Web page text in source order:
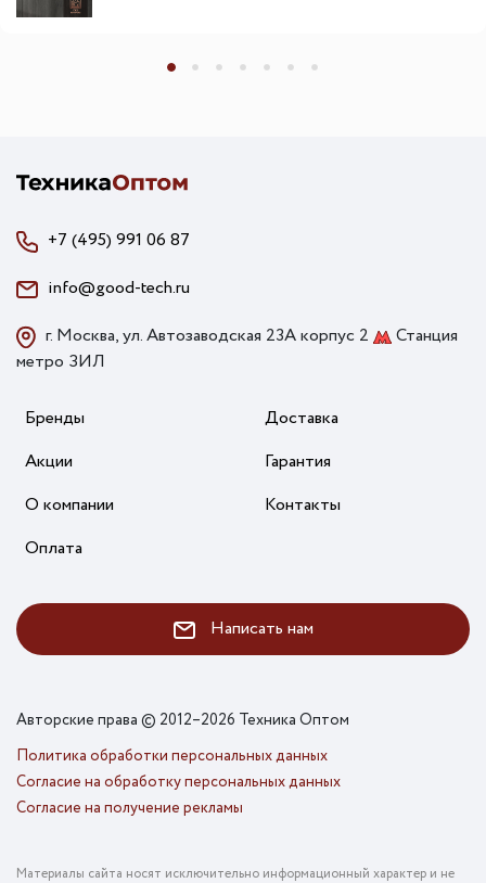
+7 (495) 991 06 87
info@good-tech.ru
г. Москва, ул. Автозаводская 23А корпус 2
Станция
метро ЗИЛ
Бренды
Акции
О компании
Оплата
Доставка
Гарантия
Контакты
Написать нам
Авторские права © 2012–2026 Техника Оптом
Политика обработки персональных данных
Согласие на обработку персональных данных
Согласие на получение рекламы
Материалы сайта носят исключительно информационный характер и не